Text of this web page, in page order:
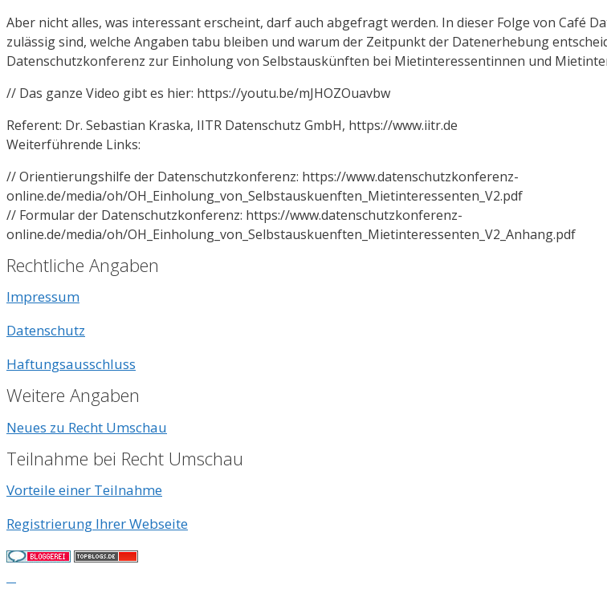
Aber nicht alles, was interessant erscheint, darf auch abgefragt werden. In dieser Folge von Café
zulässig sind, welche Angaben tabu bleiben und warum der Zeitpunkt der Datenerhebung
Datenschutzkonferenz zur Einholung von Selbstauskünften bei Mietinteressentinnen und
// Das ganze Video gibt es hier: https://youtu.be/mJHOZOuavbw
Referent: Dr. Sebastian Kraska, IITR Datenschutz GmbH, https://www.iitr.de
Weiterführende Links:
// Orientierungshilfe der Datenschutzkonferenz: https://www.datenschutzkonferenz-
online.de/media/oh/OH_Einholung_von_Selbstauskuenften_Mietinteressenten_V2.pdf
// Formular der Datenschutzkonferenz: https://www.datenschutzkonferenz-
online.de/media/oh/OH_Einholung_von_Selbstauskuenften_Mietinteressenten_V2_Anhang.pdf
Rechtliche Angaben
Impressum
Datenschutz
Haftungsausschluss
Weitere Angaben
Neues zu Recht Umschau
Teilnahme bei Recht Umschau
Vorteile einer Teilnahme
Registrierung Ihrer Webseite